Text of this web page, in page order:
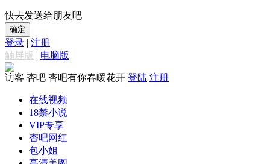
快去发送给朋友吧
确定
登录 | 注册
触屏版 | 电脑版
访客 杏吧 杏吧有你春暖花开 登陆 注册
在线视频
18禁小说
VIP专享
杏吧网红
包小姐